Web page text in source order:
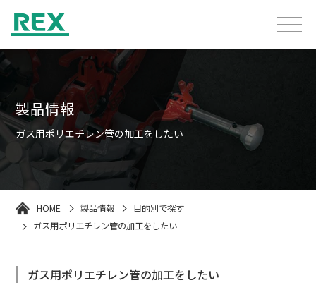
製品情報
ガス用ポリエチレン管の加工をしたい
HOME 製品情報
目的別で探す
ガス用ポリエチレン管の加工をしたい
ガス用ポリエチレン管の加工をしたい